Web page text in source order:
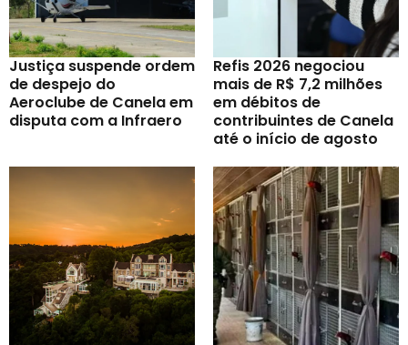
Justiça suspende ordem
de despejo do
Aeroclube de Canela em
disputa com a Infraero
Refis 2026 negociou
mais de R$ 7,2 milhões
em débitos de
contribuintes de Canela
até o início de agosto